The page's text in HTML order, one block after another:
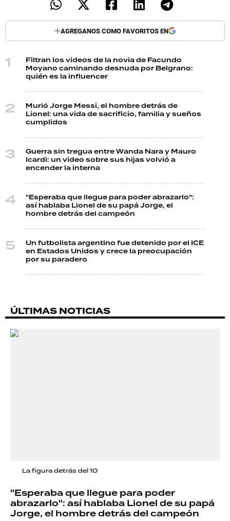
AGREGANOS COMO FAVORITOS EN
Filtran los videos de la novia de Facundo
Moyano caminando desnuda por Belgrano:
quién es la influencer
Murió Jorge Messi, el hombre detrás de
Lionel: una vida de sacrificio, familia y sueños
cumplidos
Guerra sin tregua entre Wanda Nara y Mauro
Icardi: un video sobre sus hijas volvió a
encender la interna
"Esperaba que llegue para poder abrazarlo":
así hablaba Lionel de su papá Jorge, el
hombre detrás del campeón
Un futbolista argentino fue detenido por el ICE
en Estados Unidos y crece la preocupación
por su paradero
ÚLTIMAS NOTICIAS
La figura detrás del 10
"Esperaba que llegue para poder
abrazarlo": así hablaba Lionel de su papá
Jorge, el hombre detrás del campeón
HORÓSCOPO